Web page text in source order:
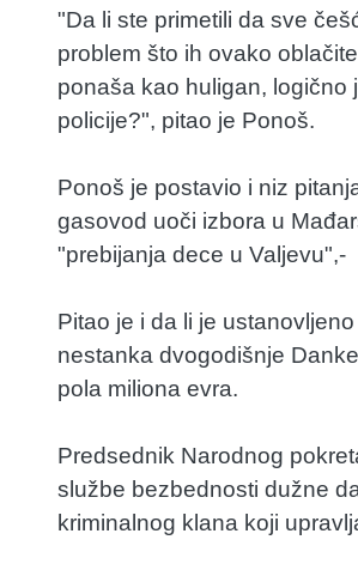
"Da li ste primetili da sve
problem što ih ovako
ponaša kao huligan, logično
policije?", pitao je Ponoš.
Ponoš je postavio i niz
gasovod uoči izbora u
"prebijanja dece u Valjevu",-
Pitao je i da li je
nestanka dvogodišnje
pola miliona evra.
Predsednik Narodnog
službe bezbednosti dužne
kriminalnog klana koji